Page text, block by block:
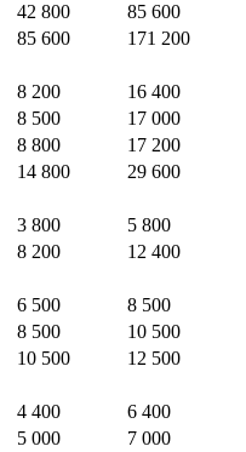
42 800
85 600
85 600
171 200
8 200
16 400
8 500
17 000
8 800
17 200
14 800
29 600
3 800
5 800
8 200
12 400
6 500
8 500
8 500
10 500
10 500
12 500
4 400
6 400
5 000
7 000